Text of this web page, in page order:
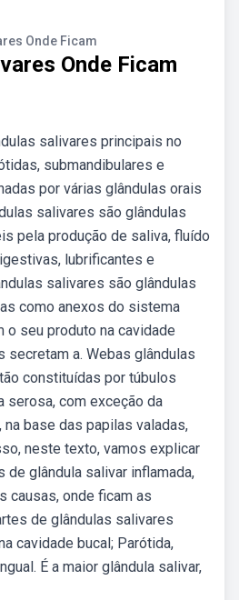
Onde Ficam
Onde Ficam
salivares principais no
submandibulares e
por várias glândulas orais
salivares são glândulas
pela produção de saliva, fluído
lubrificantes e
salivares são glândulas
como anexos do sistema
o seu produto na cavidade
secretam a. Webas glândulas
constituídas por túbulos
serosa, com exceção da
na base das papilas valadas,
neste texto, vamos explicar
glândula salivar inflamada,
causas, onde ficam as
de glândulas salivares
cavidade bucal; Parótida,
É a maior glândula salivar,